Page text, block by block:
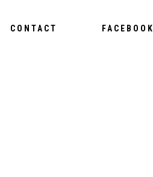
CONTACT FACEBOOK